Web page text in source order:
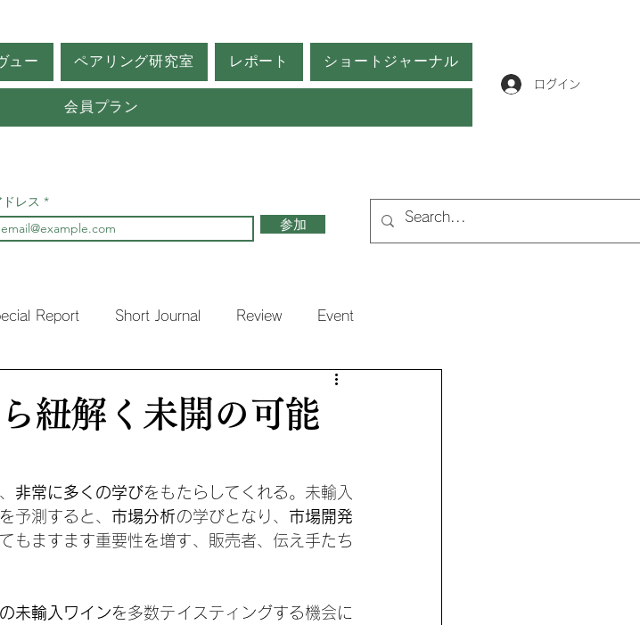
ュー ペアリング研究室 レポート ショートジャーナル
会員プラン
ログイン
レス
参加
Report Short Journal Review Event
紐解く未開の可能
非常に多くの学びをもたらしてくれる。未輸入
予測すると、 市場分析の学びとなり、 市場開発
もますます重要性を増す、販売者、伝え手たち
未輸入ワインを多数テイスティングする機会に